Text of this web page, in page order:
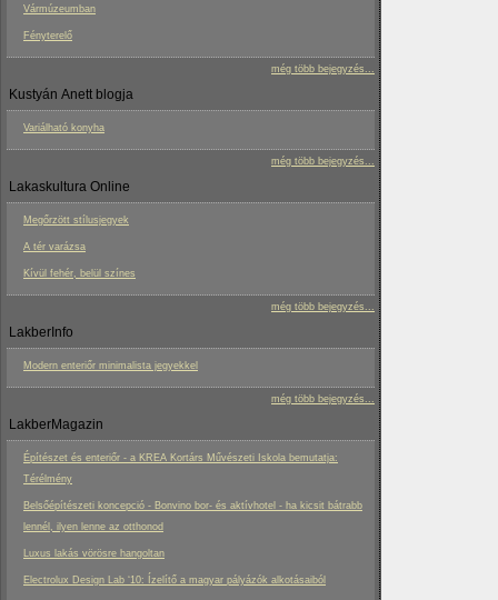
Vármúzeumban
Fényterelő
még több bejegyzés...
Kustyán Anett blogja
Variálható konyha
még több bejegyzés...
Lakaskultura Online
Megőrzött stílusjegyek
A tér varázsa
Kívül fehér, belül színes
még több bejegyzés...
LakberInfo
Modern enteriőr minimalista jegyekkel
még több bejegyzés...
LakberMagazin
Építészet és enteriőr - a KREA Kortárs Művészeti Iskola bemutatja:
Térélmény
Belsőépítészeti koncepció - Bonvino bor- és aktívhotel - ha kicsit bátrabb
lennél, ilyen lenne az otthonod
Luxus lakás vörösre hangoltan
Electrolux Design Lab ‘10: Ízelítő a magyar pályázók alkotásaiból